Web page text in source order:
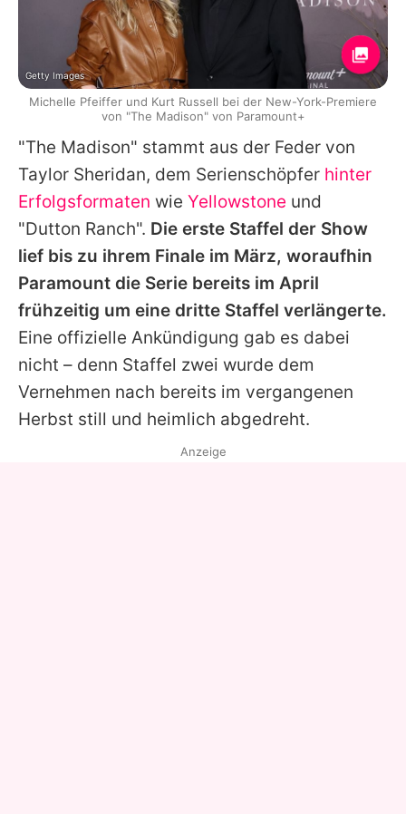
"The Madison" stammt aus der Feder von
Taylor Sheridan, dem Serienschöpfer hinter
Erfolgsformaten wie Yellowstone und
"Dutton Ranch". Die erste Staffel der Show
lief bis zu ihrem Finale im März, woraufhin
Paramount die Serie bereits im April
frühzeitig um eine dritte Staffel verlängerte.
Eine offizielle Ankündigung gab es dabei
nicht – denn Staffel zwei wurde dem
Vernehmen nach bereits im vergangenen
Herbst still und heimlich abgedreht.
Getty Images
Michelle Pfeiffer und Kurt Russell bei der New-York-Premiere
von "The Madison" von Paramount+
Anzeige